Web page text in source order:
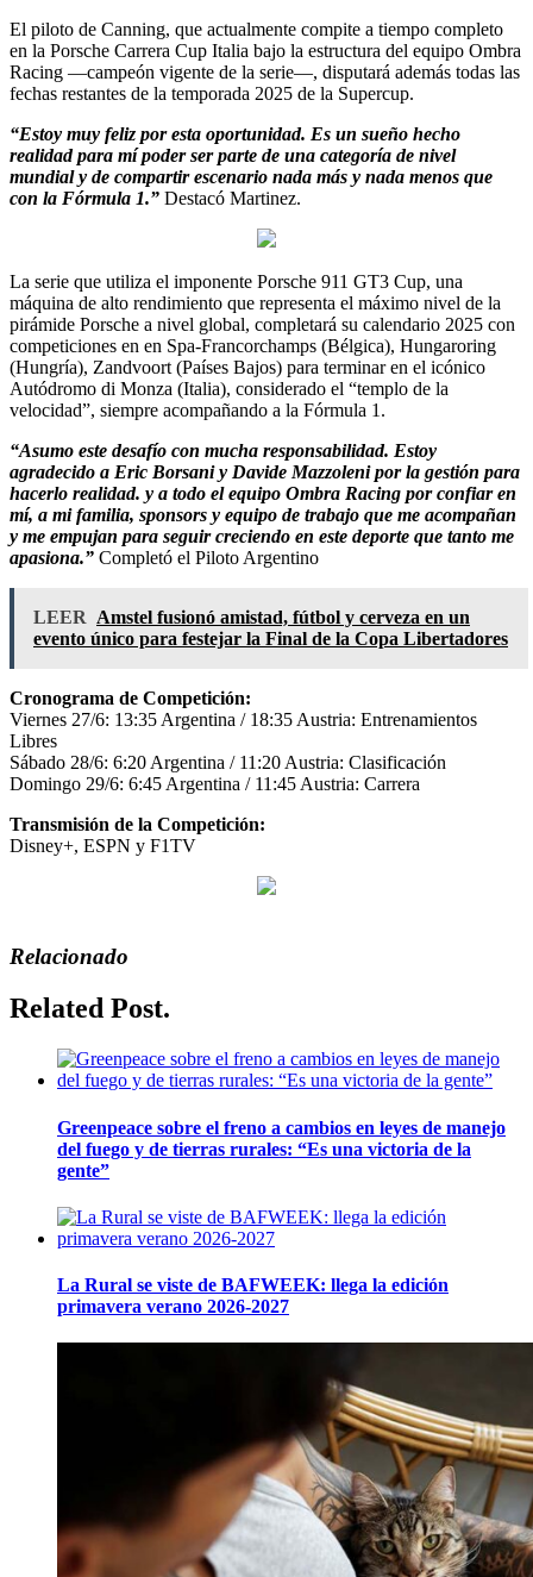
El piloto de Canning, que actualmente compite a tiempo completo
en la Porsche Carrera Cup Italia bajo la estructura del equipo Ombra
Racing —campeón vigente de la serie—, disputará además todas las
fechas restantes de la temporada 2025 de la Supercup.
“Estoy muy feliz por esta oportunidad. Es un sueño hecho
realidad para mí poder ser parte de una categoría de nivel
mundial y de compartir escenario nada más y nada menos que
con la Fórmula 1.” Destacó Martinez.
La serie que utiliza el imponente Porsche 911 GT3 Cup, una
máquina de alto rendimiento que representa el máximo nivel de la
pirámide Porsche a nivel global, completará su calendario 2025 con
competiciones en en Spa-Francorchamps (Bélgica), Hungaroring
(Hungría), Zandvoort (Países Bajos) para terminar en el icónico
Autódromo di Monza (Italia), considerado el “templo de la
velocidad”, siempre acompañando a la Fórmula 1.
“Asumo este desafío con mucha responsabilidad. Estoy
agradecido a Eric Borsani y Davide Mazzoleni por la gestión para
hacerlo realidad. y a todo el equipo Ombra Racing por confiar en
mí, a mi familia, sponsors y equipo de trabajo que me acompañan
y me empujan para seguir creciendo en este deporte que tanto me
apasiona.” Completó el Piloto Argentino
LEER Amstel fusionó amistad, fútbol y cerveza en un
evento único para festejar la Final de la Copa Libertadores
Cronograma de Competición:
Viernes 27/6: 13:35 Argentina / 18:35 Austria: Entrenamientos
Libres
Sábado 28/6: 6:20 Argentina / 11:20 Austria: Clasificación
Domingo 29/6: 6:45 Argentina / 11:45 Austria: Carrera
Transmisión de la Competición:
Disney+, ESPN y F1TV
Relacionado
Related Post.
Greenpeace sobre el freno a cambios en leyes de manejo
del fuego y de tierras rurales: “Es una victoria de la
gente”
La Rural se viste de BAFWEEK: llega la edición
primavera verano 2026-2027